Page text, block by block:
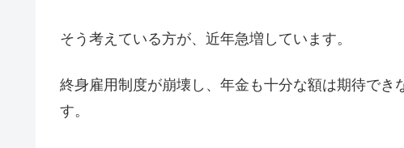
そう考えている方が、近年急増しています。
終身雇用制度が崩壊し、年金も十分な額は期待でき
す。